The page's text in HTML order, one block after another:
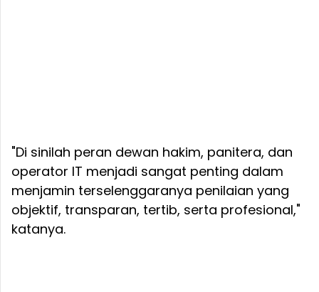
"Di sinilah peran dewan hakim, panitera, dan
operator IT menjadi sangat penting dalam
menjamin terselenggaranya penilaian yang
objektif, transparan, tertib, serta profesional,"
katanya.